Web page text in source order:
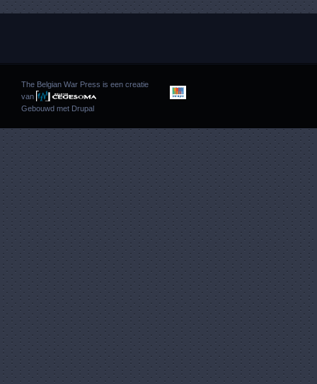
The Belgian War Press is een creatie
van
Gebouwd met Drupal